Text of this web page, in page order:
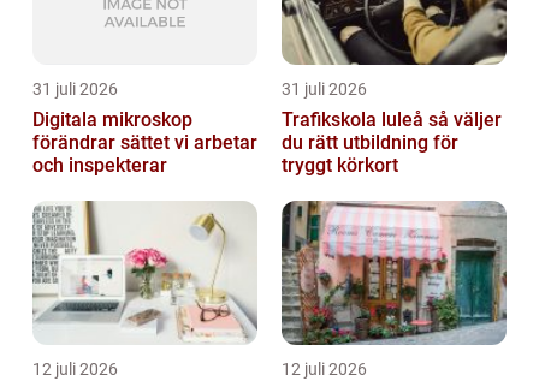
31 juli 2026
Digitala mikroskop
förändrar sättet vi arbetar
och inspekterar
31 juli 2026
Trafikskola luleå så väljer
du rätt utbildning för
tryggt körkort
12 juli 2026 12 juli 2026